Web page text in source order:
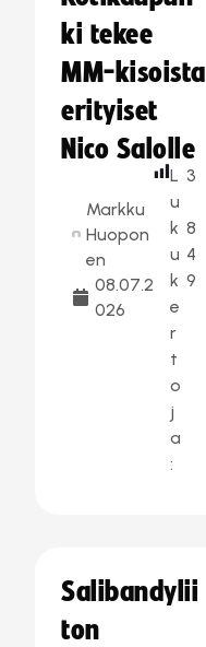
ki tekee
MM-kisoista
erityiset
Nico Salolle
Markku
Huopon
en
08.07.2
026
L
u
k
u
k
e
r
t
o
j
a
:
3
8
4
9
Salibandylii
ton